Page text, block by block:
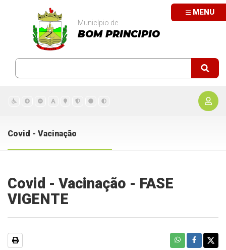
MENU
Município de
BOM PRINCIPIO
Covid - Vacinação
Covid - Vacinação - FASE
VIGENTE